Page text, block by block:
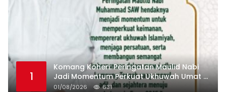
1
Komang Koheri: Peringatan Maulid Nabi
Jadi Momentum Perkuat Ukhuwah Umat di
Lampung Tengah
01/08/2026 631